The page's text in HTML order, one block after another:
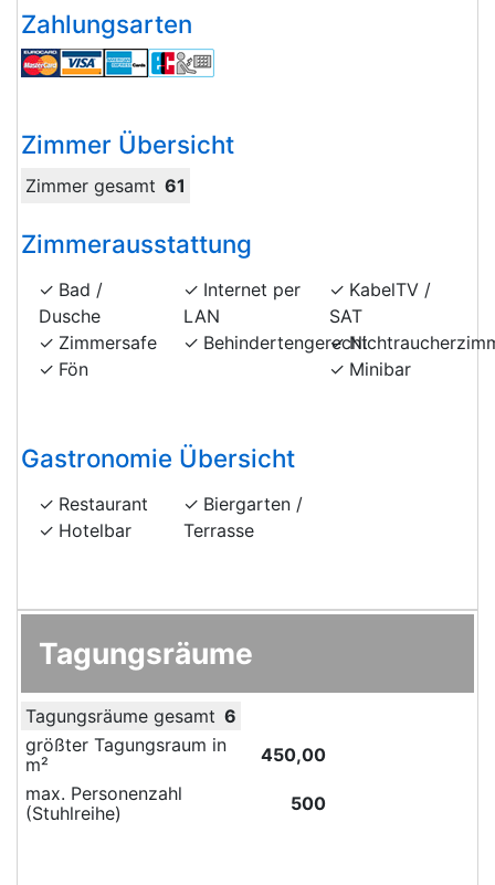
Zahlungsarten
Zimmer Übersicht
Zimmer gesamt 61
Zimmerausstattung
Bad /
Dusche
Zimmersafe
Fön
Internet per
LAN
Behindertengerecht
KabelTV /
SAT
Minibar
Gastronomie Übersicht
Restaurant
Hotelbar
Biergarten /
Terrasse
Tagungsräume
Tagungsräume gesamt 6
größter Tagungsraum in
m²
450,00
max. Personenzahl
(Stuhlreihe)
500